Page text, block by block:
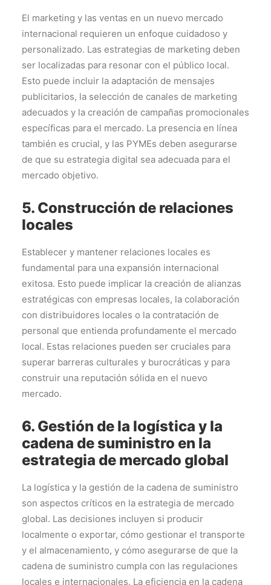
El marketing y las ventas en un nuevo mercado
internacional requieren un enfoque cuidadoso y
personalizado. Las estrategias de marketing deben
ser localizadas para resonar con el público local.
Esto puede incluir la adaptación de mensajes
publicitarios, la selección de canales de marketing
adecuados y la creación de campañas promocionales
específicas para el mercado. La presencia en línea
también es crucial, y las PYMEs deben asegurarse
de que su estrategia digital sea adecuada para el
mercado objetivo.
5. Construcción de relaciones
locales
Establecer y mantener relaciones locales es
fundamental para una expansión internacional
exitosa. Esto puede implicar la creación de alianzas
estratégicas con empresas locales, la colaboración
con distribuidores locales o la contratación de
personal que entienda profundamente el mercado
local. Estas relaciones pueden ser cruciales para
superar barreras culturales y burocráticas y para
construir una reputación sólida en el nuevo
mercado.
6. Gestión de la logística y la
cadena de suministro en la
estrategia de mercado global
La logística y la gestión de la cadena de suministro
son aspectos críticos en la estrategia de mercado
global. Las decisiones incluyen si producir
localmente o exportar, cómo gestionar el transporte
y el almacenamiento, y cómo asegurarse de que la
cadena de suministro cumpla con las regulaciones
locales e internacionales. La eficiencia en la cadena